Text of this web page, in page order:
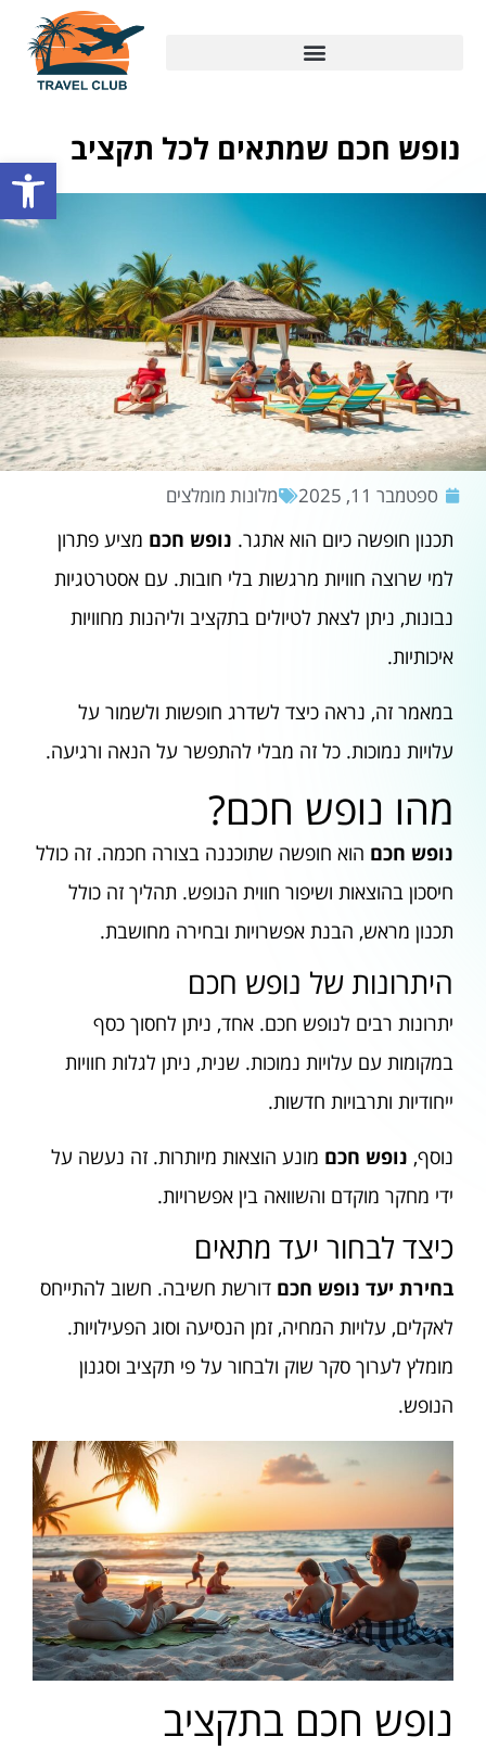
פתח
נופש חכם שמתאים לכל תקציב
ספטמבר 11, 2025 מלונות מומלצים
תכנון חופשה כיום הוא אתגר. נופש חכם מציע פתרון
למי שרוצה חוויות מרגשות בלי חובות. עם אסטרטגיות
נבונות, ניתן לצאת לטיולים בתקציב וליהנות מחוויות
איכותיות.
במאמר זה, נראה כיצד לשדרג חופשות ולשמור על
עלויות נמוכות. כל זה מבלי להתפשר על הנאה ורגיעה.
מהו נופש חכם?
נופש חכם הוא חופשה שתוכננה בצורה חכמה. זה כולל
חיסכון בהוצאות ושיפור חווית הנופש. תהליך זה כולל
תכנון מראש, הבנת אפשרויות ובחירה מחושבת.
היתרונות של נופש חכם
יתרונות רבים לנופש חכם. אחד, ניתן לחסוך כסף
במקומות עם עלויות נמוכות. שנית, ניתן לגלות חוויות
ייחודיות ותרבויות חדשות.
נוסף, נופש חכם מונע הוצאות מיותרות. זה נעשה על
ידי מחקר מוקדם והשוואה בין אפשרויות.
כיצד לבחור יעד מתאים
בחירת יעד נופש חכם דורשת חשיבה. חשוב להתייחס
לאקלים, עלויות המחיה, זמן הנסיעה וסוג הפעילויות.
מומלץ לערוך סקר שוק ולבחור על פי תקציב וסגנון
הנופש.
נופש חכם בתקציב